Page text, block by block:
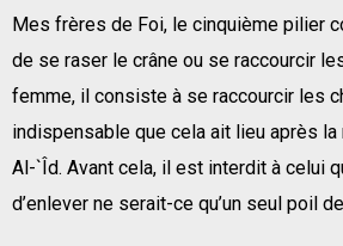
Mes frères de Foi, le cinquième pilier
de se raser le crâne ou se raccourcir
femme, il consiste à se raccourcir les
indispensable que cela ait lieu après
Al-`Îd. Avant cela, il est interdit à celui
d’enlever ne serait-ce qu’un seul poil